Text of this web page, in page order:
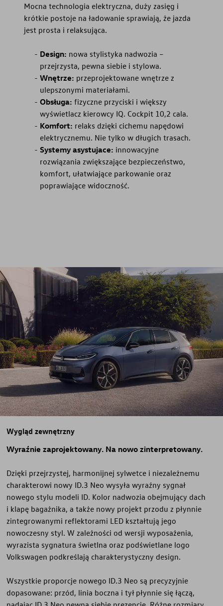
Mocna technologia elektryczna, duży zasięg i
krótkie postoje na ładowanie sprawiają, że jazda
jest prosta i relaksująca.
Design: nowa stylistyka nadwozia –
przejrzysta, pewna siebie i stylowa.
Wnętrze: przeprojektowane wnętrze z
ulepszonymi materiałami.
Obsługa: fizyczne przyciski i większy
wyświetlacz kierowcy IQ. Cockpit 10,2 cala.
Komfort: relaks dzięki cichemu napędowi
elektrycznemu. Nie tylko w długich trasach.
Systemy asystujace: innowacyjne
rozwiązania zwiększające bezpieczeństwo,
komfort, ułatwiające parkowanie oraz
poprawiające widoczność.
Wygląd zewnętrzny
Wyraźnie zaprojektowany. Na nowo zinterpretowany.
Dzięki przejrzystej, harmonijnej sylwetce i niezależnemu
charakterowi nowy ID.3 Neo wysyła wyraźny sygnał
nowego stylu modeli ID. Kolor nadwozia obejmujący dach
i klapę bagażnika, a także nowy projekt przodu z płynnie
zintegrowanymi reflektorami LED kształtują jego
nowoczesny styl. W zależności od wersji wyposażenia,
wyrazista sygnatura świetlna oraz podświetlane logo
Volkswagen podkreślają charakterystyczny design.
Wszystkie proporcje nowego ID.3 Neo są precyzyjnie
dopasowane: przód, linia boczna i tył płynnie się łączą,